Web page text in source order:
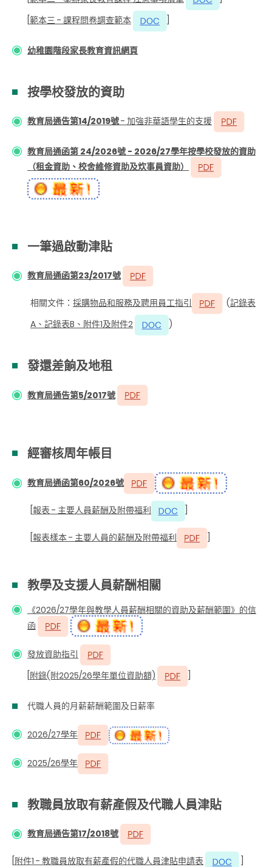
範本三 - 課程問卷調查範本
幼稚園階段家長教育資訊網頁
按學校發放的資助
教育局通告第14/2019號- 加強非華語學生的支援
教育局通函第 24/2026號 - 2026/27學年按學校發放的資助
（租金資助、校舍維修資助及炊事員資助）
一筆過啟動津貼
教育局通函第23/2017號
相關文件： 採購物品和服務及聘用員工指引 (記錄表
A、記錄表B、附件1及附件2
)
發還差餉及地租
教育局通告第5/2017號
經審核周年帳目
教育局通函第60/2026號
報表 - 主要人員薪酬及附帶福利
報表樣本 - 主要人員的薪酬及附帶福利
教學及支援人員薪酬相關
《2026/27學年與教學人員薪酬相關的資助及薪酬範圍》的信
函
發放資助指引
附錄(附2025/26學年單位資助額)
代職人員的月薪薪酬範圍及日薪率
2026/27學年
2025/26學年
教職員放取有薪產假及代職人員津貼
教育局通告第17/2018號
附件1 - 教職員放取有薪產假的代職人員津貼申請表